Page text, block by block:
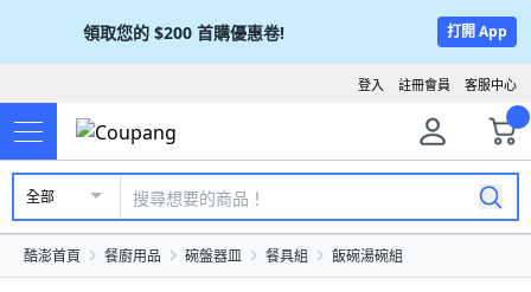
領取您的 $200 首購優惠卷! 打開 App
客服中心
註冊會員
登入
全部
酷澎首頁 餐廚用品 碗盤器皿 餐具組 飯碗湯碗組